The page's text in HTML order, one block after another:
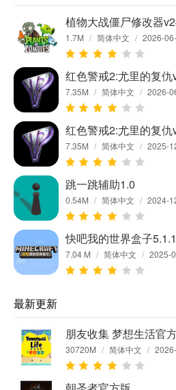
植物大战僵尸修改器
1.7M / 简体中文 / 2026-
红色警戒2:尤里的复
7.35M / 简体中文 / 2026-
红色警戒2:尤里的复
7.35M / 简体中文 / 2025-
跳一跳辅助1.0
0.54M / 简体中文 / 2024-
快吧我的世界盒子
7.04 M / 简体中文 / 2025-
最新更新
朋友收集 梦想生活官
30720M / 简体中文 /